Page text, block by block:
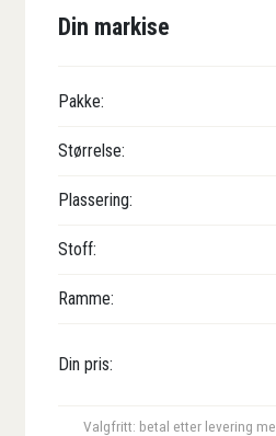
Din markise
Pakke:
Størrelse:
Plassering:
Stoff:
Ramme:
Din pris:
Valgfritt: betal etter levering